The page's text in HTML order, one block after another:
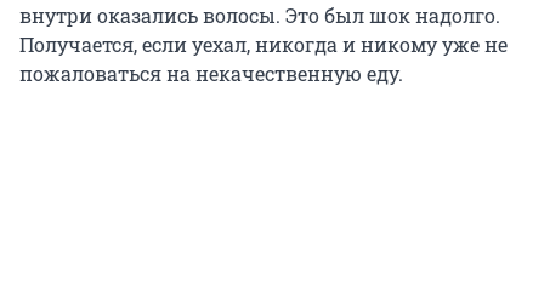
внутри оказались волосы. Это был шок надолго.
Получается, если уехал, никогда и никому уже не
пожаловаться на некачественную еду.